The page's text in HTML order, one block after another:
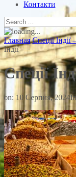
Контакти
Главная Спеції
Індії
Спеції
on: 10 Серпня, 2024